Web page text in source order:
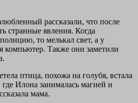
рассказали, что после
странные явления. Когда
то мелькал свет, а у
компьютер. Также они заметили
птица, похожа на голубя, встала
Илона занималась магией и
мама.